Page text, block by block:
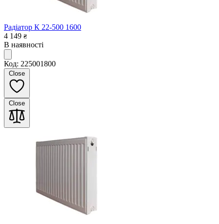
Радіатор К 22-500 1600
4 149 ₴
В наявності
Код: 225001800
Close
Close